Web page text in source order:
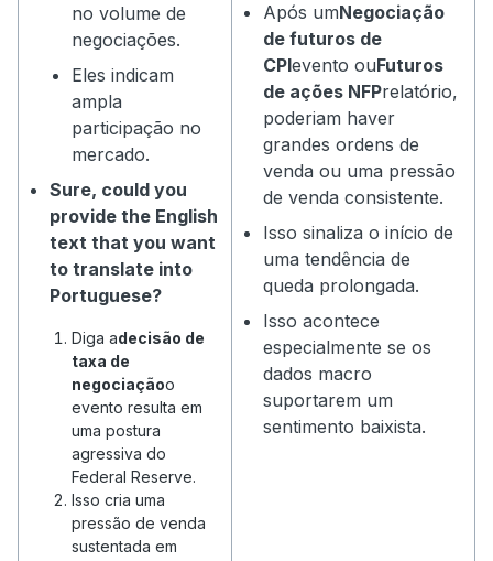
no volume de
negociações.
Eles indicam
ampla
participação no
mercado.
Sure, could you
provide the English
text that you want
to translate into
Portuguese?
Diga adecisão de
taxa de
negociaçãoo
evento resulta em
uma postura
agressiva do
Federal Reserve.
Isso cria uma
pressão de venda
sustentada em
Após umNegociação
de futuros de
CPIevento ouFuturos
de ações NFPrelatório,
poderiam haver
grandes ordens de
venda ou uma pressão
de venda consistente.
Isso sinaliza o início de
uma tendência de
queda prolongada.
Isso acontece
especialmente se os
dados macro
suportarem um
sentimento baixista.